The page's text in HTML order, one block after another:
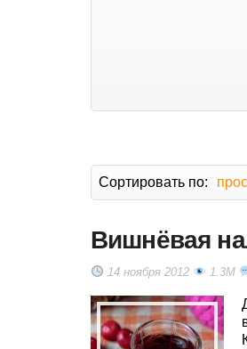
Сортировать по:
Вишнёвая
14 ноября 2012 1.3M